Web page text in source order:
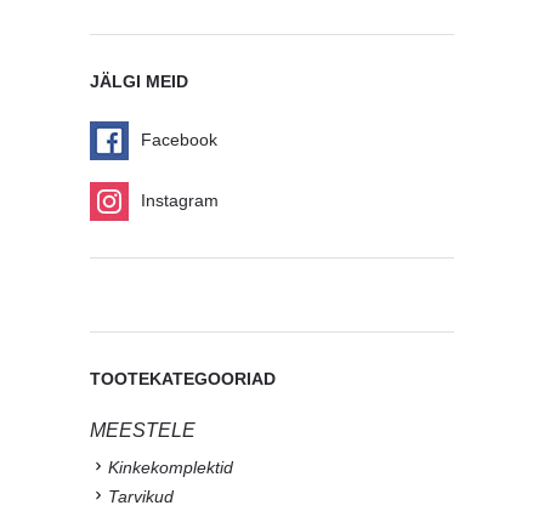
JÄLGI MEID
Facebook
Instagram
TOOTEKATEGOORIAD
MEESTELE
Kinkekomplektid
Tarvikud